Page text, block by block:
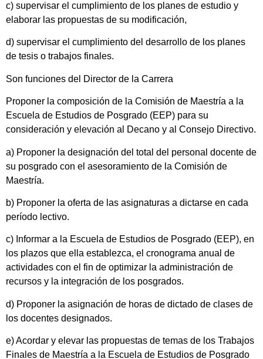
c) supervisar el cumplimiento de los planes de estudio y
elaborar las propuestas de su modificación,
d) supervisar el cumplimiento del desarrollo de los planes
de tesis o trabajos finales.
Son funciones del Director de la Carrera
Proponer la composición de la Comisión de Maestría a la
Escuela de Estudios de Posgrado (EEP) para su
consideración y elevación al Decano y al Consejo Directivo.
a) Proponer la designación del total del personal docente de
su posgrado con el asesoramiento de la Comisión de
Maestría.
b) Proponer la oferta de las asignaturas a dictarse en cada
período lectivo.
c) Informar a la Escuela de Estudios de Posgrado (EEP), en
los plazos que ella establezca, el cronograma anual de
actividades con el fin de optimizar la administración de
recursos y la integración de los posgrados.
d) Proponer la asignación de horas de dictado de clases de
los docentes designados.
e) Acordar y elevar las propuestas de temas de los Trabajos
Finales de Maestría a la Escuela de Estudios de Posgrado